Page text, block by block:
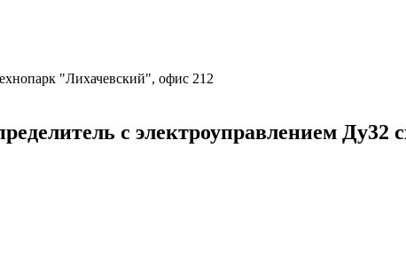
"Лихачевский", офис 212
с электроуправлением Ду32